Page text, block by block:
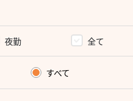
夜勤 全て
すべて